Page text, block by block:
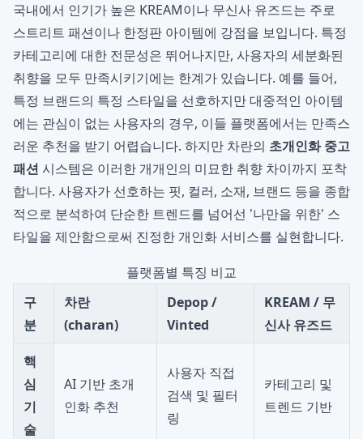
국내에서 인기가 높은 KREAM이나 무신사 유즈드는 주로
스트리트 패션이나 한정판 아이템에 강점을 보입니다. 특정
카테고리에 대한 전문성은 뛰어나지만, 사용자의 세분화된
취향을 모두 만족시키기에는 한계가 있습니다. 예를 들어,
특정 브랜드의 특정 스타일을 선호하지만 대중적인 아이템
에는 관심이 없는 사용자의 경우, 이들 플랫폼에서는 만족스
러운 추천을 받기 어렵습니다. 하지만 차란의 초개인화 중고
패션 시스템은 이러한 개개인의 미묘한 취향 차이까지 포착
합니다. 사용자가 선호하는 핏, 컬러, 소재, 브랜드 등을 종합
적으로 분석하여 단순한 트렌드를 넘어선 '나만을 위한' 스
타일을 제안함으로써 진정한 개인화 서비스를 실현합니다.
플랫폼별 특징 비교
구
분
차란
(charan)
Depop /
Vinted
KREAM / 무
신사 유즈드
핵
심
기
술
AI 기반 초개
인화 추천
사용자 직접
검색 및 필터
링
카테고리 및
트렌드 기반